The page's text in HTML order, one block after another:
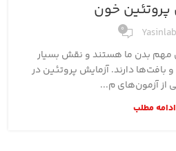
پروتئین خون
Yasinlab
0
مهم بدن ما هستند و نقش بسیار
دارند. آزمایش پروتئین در
از آزمون‌های م...
ادامه مطلب